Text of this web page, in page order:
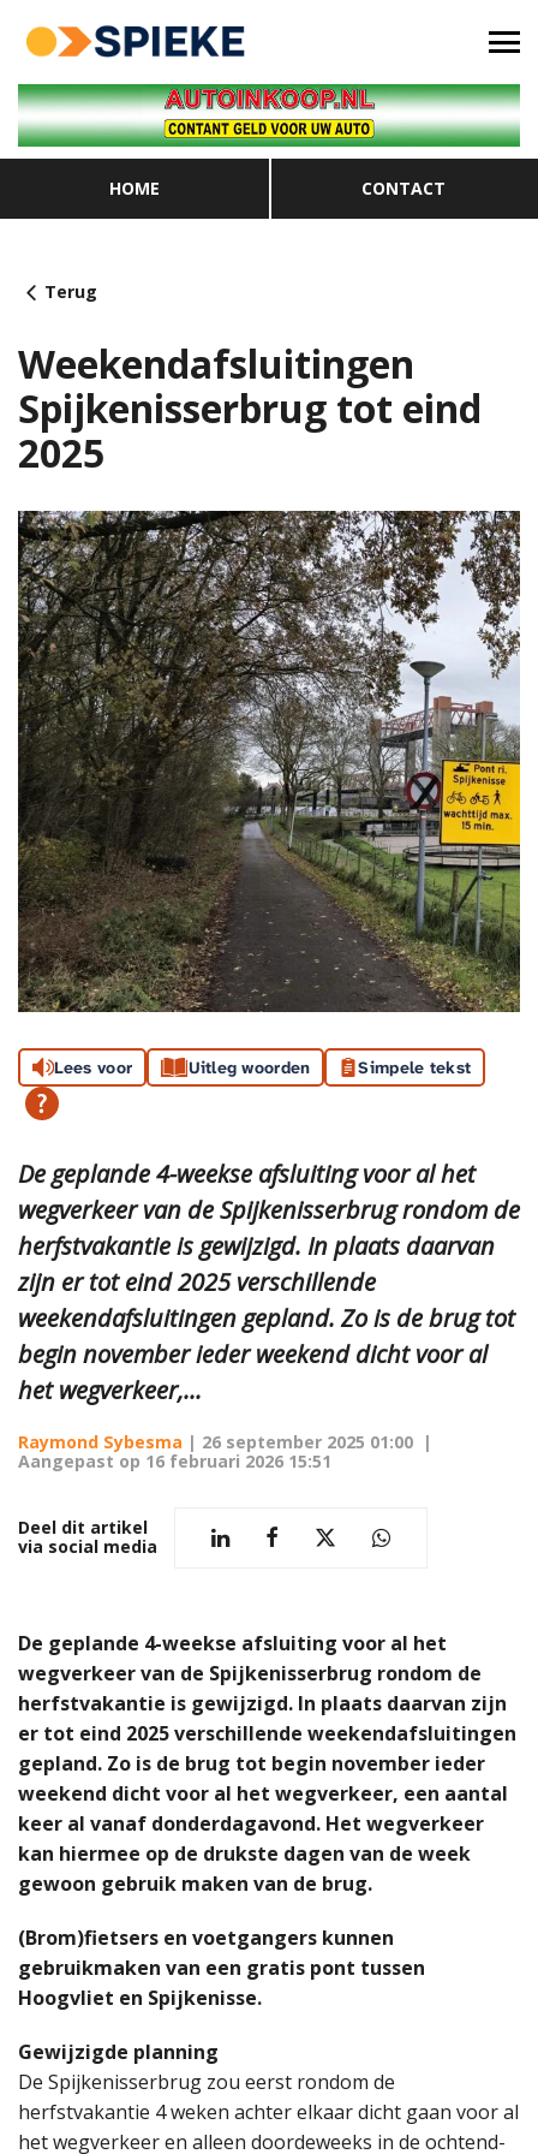
HOME CONTACT
Terug
Weekendafsluitingen
Spijkenisserbrug tot eind
2025
Lees voor Uitleg woorden Simpele tekst
De geplande 4-weekse afsluiting voor al het
wegverkeer van de Spijkenisserbrug rondom de
herfstvakantie is gewijzigd. In plaats daarvan
zijn er tot eind 2025 verschillende
weekendafsluitingen gepland. Zo is de brug tot
begin november ieder weekend dicht voor al
het wegverkeer,...
Raymond Sybesma | 26 september 2025 01:00 |
Aangepast op 16 februari 2026 15:51
Deel dit artikel
via social media
De geplande 4-weekse afsluiting voor al het
wegverkeer van de Spijkenisserbrug rondom de
herfstvakantie is gewijzigd. In plaats daarvan zijn
er tot eind 2025 verschillende weekendafsluitingen
gepland. Zo is de brug tot begin november ieder
weekend dicht voor al het wegverkeer, een aantal
keer al vanaf donderdagavond. Het wegverkeer
kan hiermee op de drukste dagen van de week
gewoon gebruik maken van de brug.
(Brom)fietsers en voetgangers kunnen
gebruikmaken van een gratis pont tussen
Hoogvliet en Spijkenisse.
Gewijzigde planning
De Spijkenisserbrug zou eerst rondom de
herfstvakantie 4 weken achter elkaar dicht gaan voor al
het wegverkeer en alleen doordeweeks in de ochtend-